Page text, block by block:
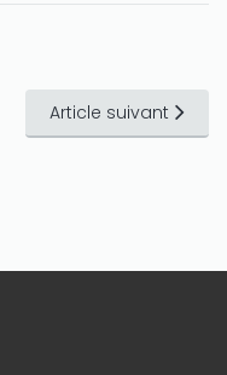
Article suivant